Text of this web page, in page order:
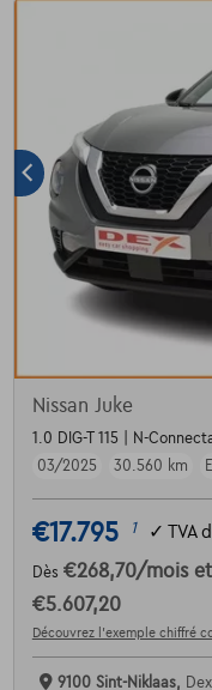
Nissan Juke
1.0 DIG-T 115 | N-
03/2025
30.560 km
€17.795 1 ✓ TVA
Dès €268,70/mois
€5.607,20
Découvrez l’exemple chiffré
9100 Sint-Niklaas,